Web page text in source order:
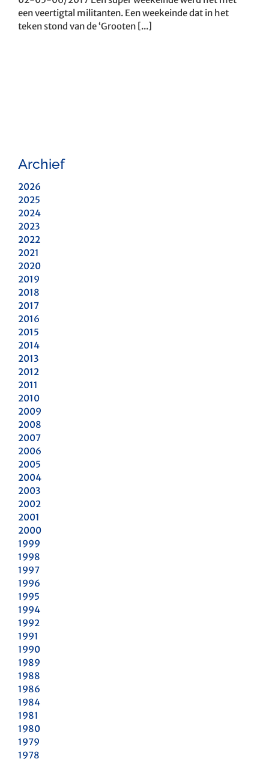
een veertigtal militanten. Een weekeinde dat in het
teken stond van de ‘Grooten [...]
Archief
2026
2025
2024
2023
2022
2021
2020
2019
2018
2017
2016
2015
2014
2013
2012
2011
2010
2009
2008
2007
2006
2005
2004
2003
2002
2001
2000
1999
1998
1997
1996
1995
1994
1992
1991
1990
1989
1988
1986
1984
1981
1980
1979
1978